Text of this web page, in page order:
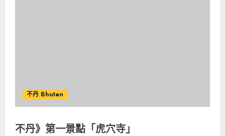
不丹 Bhutan
不丹》第一景點「虎穴寺」